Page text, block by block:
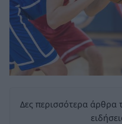
Δες περισσότερα άρθρα